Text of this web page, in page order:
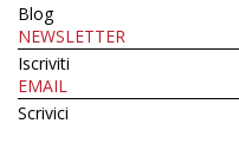
Blog
NEWSLETTER
Iscriviti
EMAIL
Scrivici